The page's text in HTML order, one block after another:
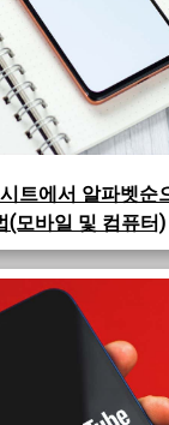
트에서 알파벳순
(모바일 및 컴퓨터)